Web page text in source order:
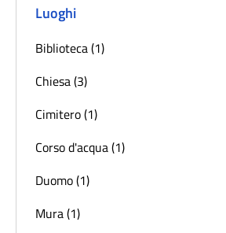
Luoghi
Biblioteca (1)
Chiesa (3)
Cimitero (1)
Corso d'acqua (1)
Duomo (1)
Mura (1)